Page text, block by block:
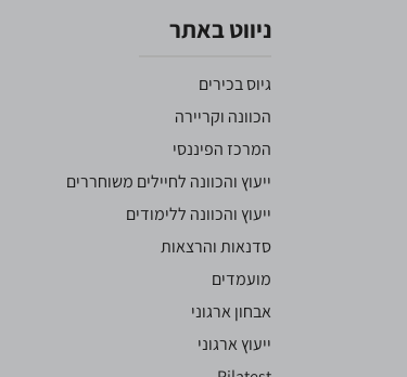
ניווט באתר
גיוס בכירים
הכוונה וקריירה
המרכז הפיננסי
ייעוץ והכוונה לחיילים משוחררים
ייעוץ והכוונה ללימודים
סדנאות והרצאות
מועמדים
אבחון ארגוני
ייעוץ ארגוני